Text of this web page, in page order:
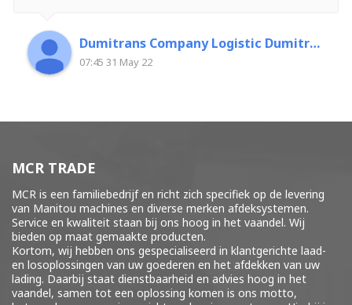
Dumitrans Company Logistic Dumitrascu Florin
07:45 31 May 22
MCR TRADE
MCR is een familiebedrijf en richt zich specifiek op de levering
van Manitou machines en diverse merken afdeksystemen.
Service en kwaliteit staan bij ons hoog in het vaandel. Wij
bieden op maat gemaakte producten.
Kortom, wij hebben ons gespecialiseerd in klantgerichte laad-
en losoplossingen van uw goederen en het afdekken van uw
lading. Daarbij staat dienstbaarheid en advies hoog in het
vaandel, samen tot een oplossing komen is ons motto,